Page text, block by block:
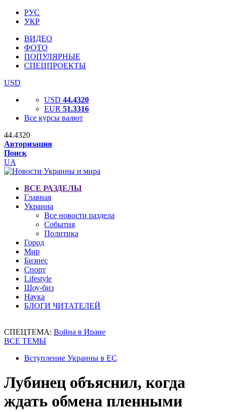
РУС
УКР
ВИДЕО
ФОТО
ПОПУЛЯРНЫЕ
СПЕЦПРОЕКТЫ
USD
USD 44.4320
EUR 51.3316
Все курсы валют
44.4320
Авторизация
Поиск
UA
ВСЕ РАЗДЕЛЫ
Главная
Украина
Все новости раздела
События
Политика
Город
Мир
Бизнес
Спорт
Lifestyle
Шоу-биз
Наука
БЛОГИ ЧИТАТЕЛЕЙ
СПЕЦТЕМА: Война в Иране
ВСЕ ТЕМЫ
Вступление Украины в ЕС
Лубинец объяснил, когда
ждать обмена пленными